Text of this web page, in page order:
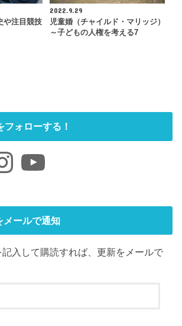
や注目競技
2022.9.29
児童婚（チャイルド・マリッジ）
～子どもの人権を考える7
ォローする！
YouTube
ールで通知
記入して購読すれば、更新をメールで